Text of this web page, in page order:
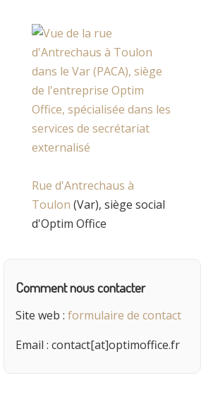
Rue d'Antrechaus à
Toulon (Var), siège social
d'Optim Office
Comment nous contacter
Site web : formulaire de contact
Email : contact[at]optimoffice.fr